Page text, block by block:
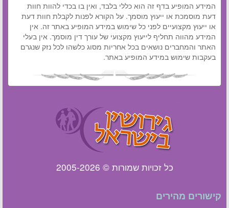
המידע המופיע בדף זה הוא כללי בלבד, ואין בו בכדי להוות חוות
דעת מוסמכת או ייעוץ מוסמך. על הקורא לפנות לקבלת חוות דעת
או ייעוץ מקצועיים לפני כל שימוש במידע המופיע באתר זה. אין
המידע מהווה תחליף לייעוץ מקצועי של עורך דין מוסמך. אין בעלי
האתר והמחברים נושאים בכל אחריות מסוג כלשהו לכל נזק שנגרם
בעקבות שימוש במידע המופיע באתר.
כל זכויות שמורות © 2005-2026
קישורים מהירים